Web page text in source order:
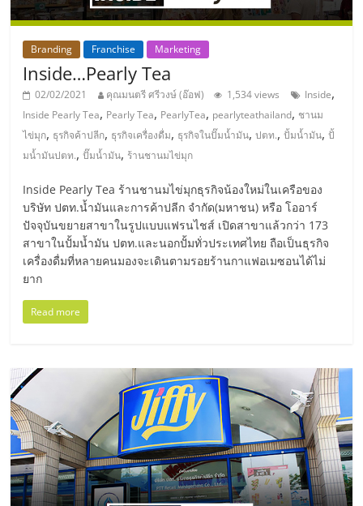
ไชส์
ขาย
รน
ไชส์
แฟ
รน
ไชส์
หน้า
บ้าน
ลงทุน
น้อย
คืน
ทุน
ไว,
ลงทุน
และ
ขยาย
สา
ขา
แฟ
รน
Branding Franchise Marketing
Inside…Pearly Tea
02/02/2021 คุณมนตรี ศรีวงษ์ (อ๊อฟ) 1,534 views Inside,
Inside Pearly Tea, Pearly Tea, PearlyTea, pearlyteathailand, ชานม
ไข่มุก, ธุรกิจค้าปลีก, ธุรกิจเครื่องดื่ม, ธุรกิจในปั๊มน้ำมัน,ปตท.,ปั้มน้ำมัน,ปั้
มน้ำมันปตท.,ปั๊มน้ำมัน, ร้านชานมไข่มุก
Inside Pearly Tea ร้านชานมไข่มุกธุรกิจน้องใหม่ในเครือของ
บริษัท ปตท.น้ำมันและการค้าปลีก จำกัด(มหาชน) หรือ โออาร์
ปัจจุบันขยายสาขาในรูปแบบแฟรนไชส์ เปิดสาขาแล้วกว่า 173
สาขาในปั้มน้ำมัน ปตท.และนอกปั้มทั่วประเทศไทย ถือเป็นธุรกิจ
เครื่องดื่มที่หลายคนมองจะเดินตามรอยร้านกาแฟอเมซอนได้ไม่
ยาก
Read more